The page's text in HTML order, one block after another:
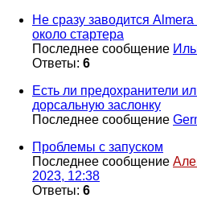
Не сразу заводится
около стартера
Последнее сообщение
Ответы: 6
Есть ли предохранители
дорсальную заслонку
Последнее сообщение
Проблемы с запуском
Последнее сообщение
2023, 12:38
Ответы: 6